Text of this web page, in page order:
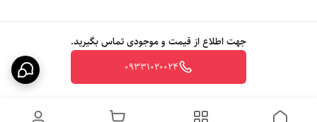
جهت اطلاع از قیمت و موجودی تماس بگیرید.
09331020024